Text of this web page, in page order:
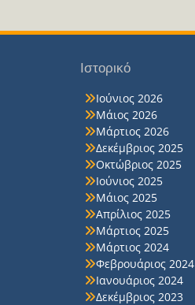
Ιστορικό
Ιούνιος 2026
Μάιος 2026
Μάρτιος 2026
Δεκέμβριος 2025
Οκτώβριος 2025
Ιούνιος 2025
Μάιος 2025
Απρίλιος 2025
Μάρτιος 2025
Μάρτιος 2024
Φεβρουάριος 2024
Ιανουάριος 2024
Δεκέμβριος 2023